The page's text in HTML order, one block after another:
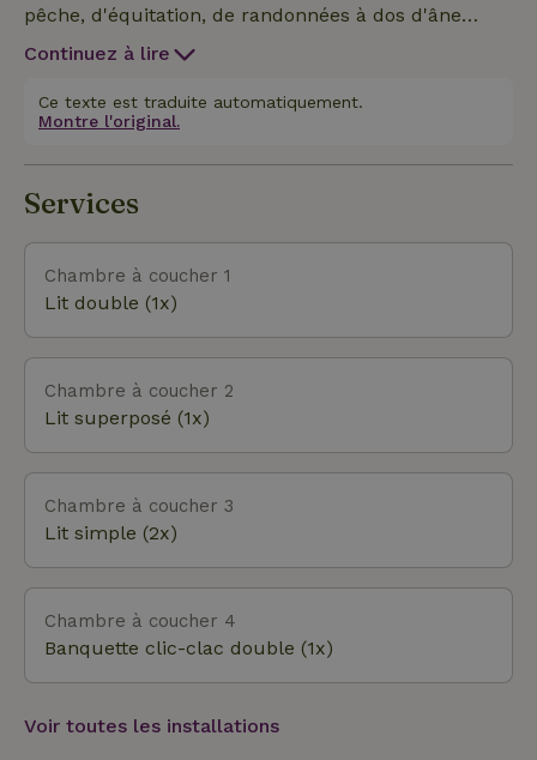
superposé, une mezzanine avec 2 lits séparés. Il y a
canapé-lit qui peut être converti en lit double (130/
pêche, d'équitation, de randonnées à dos d'âne
peuvent se retrouver dans les villages voisins.Ceux
environs la tyrolienne au-dessus de la Meuse, le
paintball, le bunjee, le mountain board ou le ski/
langlauf, le karting. Les amateurs de culture
trouveront leur compte dans et entre les villages
Continuez à lire
Ce texte est traduite automatiquement.
Montre l'original.
Services
Chambre à coucher 1
Lit double (1x)
Chambre à coucher 2
Lit superposé (1x)
Chambre à coucher 3
Lit simple (2x)
Chambre à coucher 4
Banquette clic-clac double (1x)
Voir toutes les installations